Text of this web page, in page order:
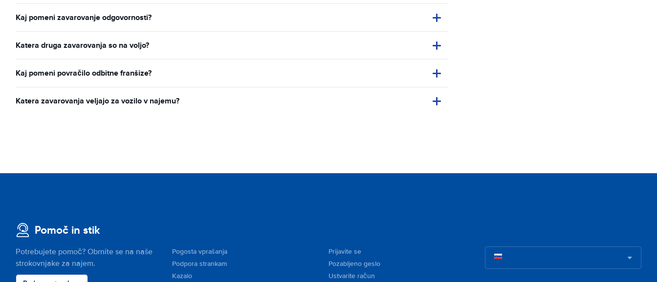
Kaj pomeni zavarovanje odgovornosti?
Katera druga zavarovanja so na voljo?
Kaj pomeni povračilo odbitne franšize?
Katera zavarovanja veljajo za vozilo v najemu?
Pomoč in stik
Potrebujete pomoč? Obrnite se na naše
strokovnjake za najem.
Pogosta vprašanja
Podpora strankam
Kazalo
Prijavite se
Pozabljeno geslo
Ustvarite račun